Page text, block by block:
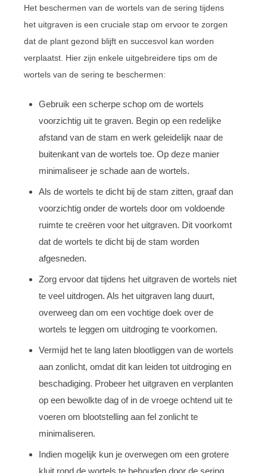
Het beschermen van de wortels van de sering tijdens
het uitgraven is een cruciale stap om ervoor te zorgen
dat de plant gezond blijft en succesvol kan worden
verplaatst. Hier zijn enkele uitgebreidere tips om de
wortels van de sering te beschermen:
Gebruik een scherpe schop om de wortels
voorzichtig uit te graven. Begin op een redelijke
afstand van de stam en werk geleidelijk naar de
buitenkant van de wortels toe. Op deze manier
minimaliseer je schade aan de wortels.
Als de wortels te dicht bij de stam zitten, graaf dan
voorzichtig onder de wortels door om voldoende
ruimte te creëren voor het uitgraven. Dit voorkomt
dat de wortels te dicht bij de stam worden
afgesneden.
Zorg ervoor dat tijdens het uitgraven de wortels niet
te veel uitdrogen. Als het uitgraven lang duurt,
overweeg dan om een vochtige doek over de
wortels te leggen om uitdroging te voorkomen.
Vermijd het te lang laten blootliggen van de wortels
aan zonlicht, omdat dit kan leiden tot uitdroging en
beschadiging. Probeer het uitgraven en verplanten
op een bewolkte dag of in de vroege ochtend uit te
voeren om blootstelling aan fel zonlicht te
minimaliseren.
Indien mogelijk kun je overwegen om een grotere
kluit rond de wortels te behouden door de sering